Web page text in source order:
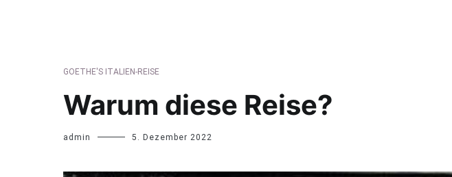
GOETHE'S ITALIEN-REISE
Warum diese Reise?
admin 5. Dezember 2022